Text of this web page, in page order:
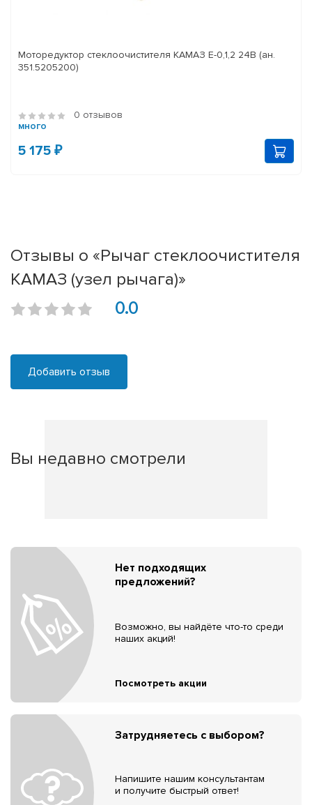
Моторедуктор стеклоочистителя КАМАЗ Е-0,1,2 24В (ан.
351.5205200)
0 отзывов
много
5 175 ₽
Отзывы о «Рычаг стеклоочистителя
КАМАЗ (узел рычага)»
0.0
Добавить отзыв
Вы недавно смотрели
Нет подходящих
предложений?
Возможно, вы найдёте что-то среди
наших акций!
Посмотреть акции
Затрудняетесь с выбором?
Напишите нашим консультантам
и получите быстрый ответ!